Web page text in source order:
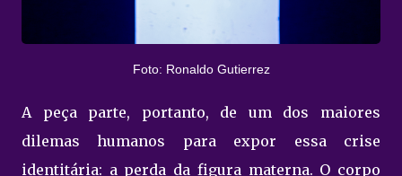
Foto: Ronaldo Gutierrez
A peça parte, portanto, de um dos maiores
dilemas humanos para expor essa crise
identitária: a perda da figura materna. O corpo